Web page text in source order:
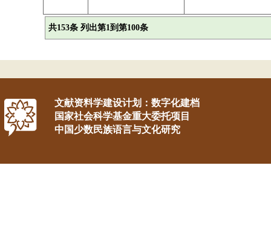
共153条 列出第1到第100条
文献资料学建设计划：数字化建档
国家社会科学基金重大委托项目
中国少数民族语言与文化研究